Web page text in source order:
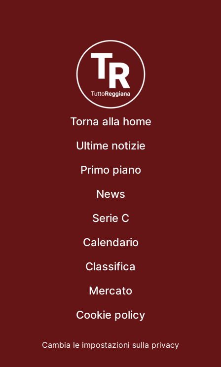
Torna alla home
Ultime notizie
Primo piano
News
Serie C
Calendario
Classifica
Mercato
Cookie policy
Cambia le impostazioni sulla privacy